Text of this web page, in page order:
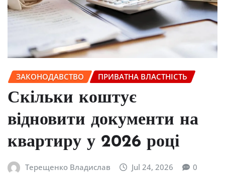
ЗАКОНОДАВСТВО ПРИВАТНА ВЛАСТНІСТЬ
Скільки коштує
відновити документи на
квартиру у 2026 році
Терещенко Владислав Jul 24, 2026 0